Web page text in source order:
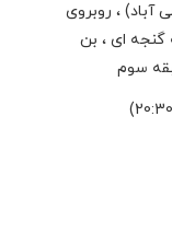
آباد) ، روبروی
گنجه ای ، بن
سوم